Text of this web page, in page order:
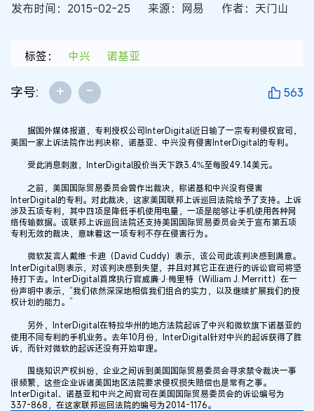
发布时间：2015-02-25 来源：网易 作者：天门山
标签： 中兴 诺基亚
字号: + - 563
据国外媒体报道，专利授权公司InterDigital近日输了一宗专利侵权官司，
美国一家上诉法院作出判决称，诺基亚、中兴没有侵害InterDigital的专利。
受此消息刺激，InterDigital股价当天下跌3.4%至每股49.14美元。
之前，美国国际贸易委员会曾作出裁决，称诺基和中兴没有侵害
InterDigital的专利。对此裁决，这家美国联邦上诉巡回法院给予了支持。上诉
涉及五项专利，其中四项是降低手机使用电量，一项是能够让手机使用各种网
络传输数据。该联邦上诉巡回法院还支持美国国际贸易委员会关于宣布第五项
专利无效的裁决，意味着这一项专利不存在侵害行为。
微软发言人戴维·卡迪（David Cuddy）表示，该公司此该判决感到满意。
InterDigital则表示，对该判决感到失望，并且对其它正在进行的诉讼官司将坚
持打下去。InterDigital首席执行官威廉·J·梅里特（William J. Merritt）在一
份声明中表示，“我们依然深深地相信我们组合的实力，以及继续扩展我们的授
权计划的能力。”
另外，InterDigital在特拉华州的地方法院起诉了中兴和微软旗下诺基亚的
使用不同专利的手机业务。去年10月份，InterDigital针对中兴的起诉获得了胜
诉，而针对微软的起诉还没有开始审理。
围绕知识产权纠纷，企业之间诉到美国国际贸易委员会寻求禁令裁决一事
很频繁，这些企业诉诸美国地区法院要求侵权损失赔偿也是常有之事。
InterDigital、诺基亚和中兴之间官司在美国国际贸易委员会的诉讼编号为
337-868，在这家联邦巡回法院的编号为2014-1176。